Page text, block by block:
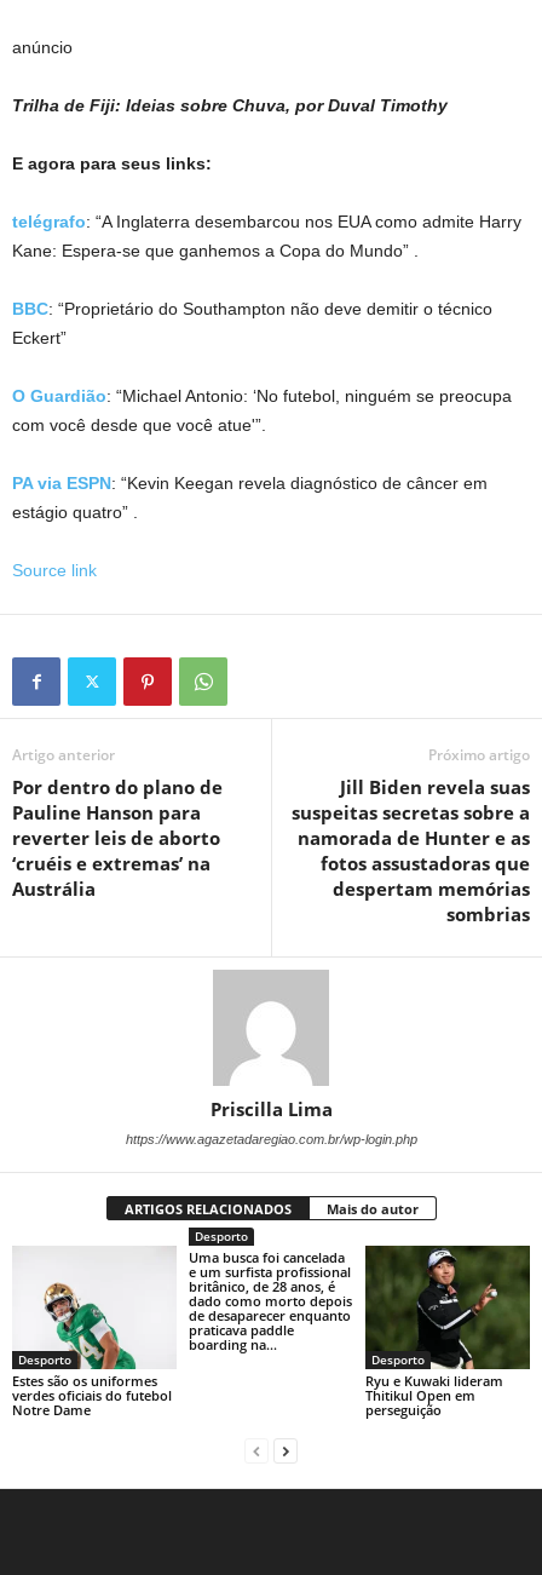
anúncio
Trilha de Fiji: Ideias sobre Chuva, por Duval Timothy
E agora para seus links:
telégrafo: “A Inglaterra desembarcou nos EUA como admite Harry
Kane: Espera-se que ganhemos a Copa do Mundo” .
BBC: “Proprietário do Southampton não deve demitir o técnico
Eckert”
O Guardião: “Michael Antonio: ‘No futebol, ninguém se preocupa
com você desde que você atue'”.
PA via ESPN: “Kevin Keegan revela diagnóstico de câncer em
estágio quatro” .
Source link
Artigo anterior
Por dentro do plano de
Pauline Hanson para
reverter leis de aborto
‘cruéis e extremas’ na
Austrália
Próximo artigo
Jill Biden revela suas
suspeitas secretas sobre a
namorada de Hunter e as
fotos assustadoras que
despertam memórias
sombrias
Priscilla Lima
https://www.agazetadaregiao.com.br/wp-login.php
ARTIGOS RELACIONADOS Mais do autor
Desporto
Estes são os uniformes
verdes oficiais do futebol
Notre Dame
Desporto
Uma busca foi cancelada
e um surfista profissional
britânico, de 28 anos, é
dado como morto depois
de desaparecer enquanto
praticava paddle
boarding na...
Desporto
Ryu e Kuwaki lideram
Thitikul Open em
perseguição